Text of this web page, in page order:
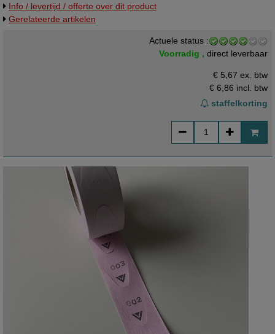
001-999 - Aantal per rol: 2.000 - Rol breedte: 40mm - Ticket
afmeting: 4x8cm - Diameter kern: 5cm - Rol diameter: 11cm - Prijs
per: 1 rol - Verpakt per: 5 / 10 / 20 / 40 rol - Fabricaat: neutraal artikel
Info / levertijd / offerte over dit product
Gerelateerde artikelen
Actuele status :
Voorradig ,direct leverbaar
€ 5,67 ex. btw
€ 6,86 incl. btw
staffelkorting